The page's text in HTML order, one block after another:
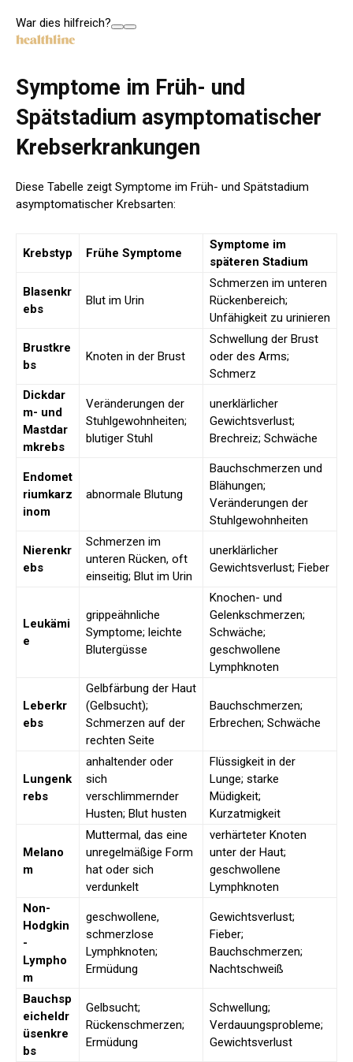
War dies hilfreich?
Symptome im Früh- und
Spätstadium asymptomatischer
Krebserkrankungen
Diese Tabelle zeigt Symptome im Früh- und Spätstadium
asymptomatischer Krebsarten:
Krebstyp Frühe Symptome
Symptome im
späteren Stadium
Blasenkr
ebs
Blut im Urin
Schmerzen im unteren
Rückenbereich;
Unfähigkeit zu urinieren
Brustkre
bs
Knoten in der Brust
Schwellung der Brust
oder des Arms;
Schmerz
Dickdar
m- und
Mastdar
mkrebs
Veränderungen der
Stuhlgewohnheiten;
blutiger Stuhl
unerklärlicher
Gewichtsverlust;
Brechreiz; Schwäche
Endomet
riumkarz
inom
abnormale Blutung
Bauchschmerzen und
Blähungen;
Veränderungen der
Stuhlgewohnheiten
Nierenkr
ebs
Schmerzen im
unteren Rücken, oft
einseitig; Blut im Urin
unerklärlicher
Gewichtsverlust; Fieber
Leukämi
e
grippeähnliche
Symptome; leichte
Blutergüsse
Knochen- und
Gelenkschmerzen;
Schwäche;
geschwollene
Lymphknoten
Leberkr
ebs
Gelbfärbung der Haut
(Gelbsucht);
Schmerzen auf der
rechten Seite
Bauchschmerzen;
Erbrechen; Schwäche
Lungenk
rebs
anhaltender oder
sich
verschlimmernder
Husten; Blut husten
Flüssigkeit in der
Lunge; starke
Müdigkeit;
Kurzatmigkeit
Melano
m
Muttermal, das eine
unregelmäßige Form
hat oder sich
verdunkelt
verhärteter Knoten
unter der Haut;
geschwollene
Lymphknoten
Non-
Hodgkin
-
Lympho
m
geschwollene,
schmerzlose
Lymphknoten;
Ermüdung
Gewichtsverlust;
Fieber;
Bauchschmerzen;
Nachtschweiß
Bauchsp
eicheldr
üsenkre
bs
Gelbsucht;
Rückenschmerzen;
Ermüdung
Schwellung;
Verdauungsprobleme;
Gewichtsverlust